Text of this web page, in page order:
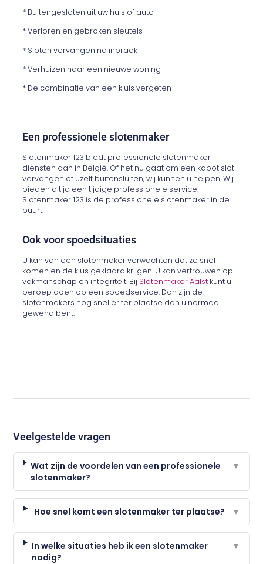
* Buitengesloten uit uw huis of auto
* Verloren en gebroken sleutels
* Sloten vervangen na inbraak
* Verhuizen naar een nieuwe woning
* De combinatie van een kluis vergeten
Een professionele slotenmaker
Slotenmaker 123 biedt professionele slotenmaker
diensten aan in België. Of het nu gaat om een kapot slot
vervangen of uzelf buitensluiten, wij kunnen u helpen. Wij
bieden altijd een tijdige professionele service.
Slotenmaker 123 is de professionele slotenmaker in de
buurt.
Ook voor spoedsituaties
U kan van een slotenmaker verwachten dat ze snel
komen en de klus geklaard krijgen. U kan vertrouwen op
vakmanschap en integriteit. Bij Slotenmaker Aalst kunt u
beroep doen op een spoedservice. Dan zijn de
slotenmakers nog sneller ter plaatse dan u normaal
gewend bent.
Veelgestelde vragen
Wat zijn de voordelen van een professionele
slotenmaker?
▼
Hoe snel komt een slotenmaker ter plaatse? ▼
In welke situaties heb ik een slotenmaker
nodig?
▼